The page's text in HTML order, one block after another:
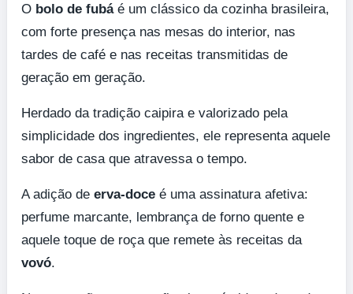
O bolo de fubáé um clássico da cozinha brasileira,
com forte presença nas mesas do interior, nas
tardes de café e nas receitas transmitidas de
geração em geração.
Herdado da tradição caipira e valorizado pela
simplicidade dos ingredientes, ele representa aquele
sabor de casa que atravessa o tempo.
A adição de erva-doce é uma assinatura afetiva:
perfume marcante, lembrança de forno quente e
aquele toque de roça que remete às receitas da
vovó.